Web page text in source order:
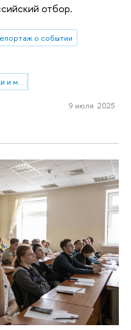
отбор.
о событии
Московский институт электроники и математики им. А.Н. Тихонова
9 июля 2025